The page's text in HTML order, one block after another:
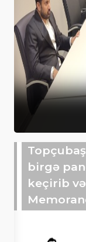
birgə
keçirib